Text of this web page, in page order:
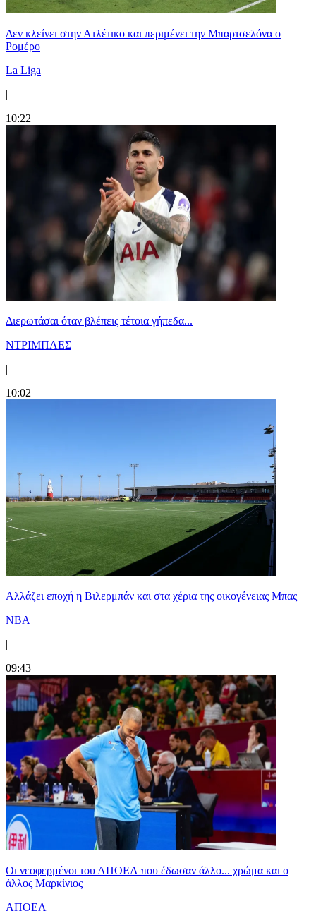
Δεν κλείνει στην Ατλέτικο και περιμένει την Μπαρτσελόνα ο
Ρομέρο
La Liga
|
10:22
Διερωτάσαι όταν βλέπεις τέτοια γήπεδα...
ΝΤΡΙΜΠΛΕΣ
|
10:02
Aλλάζει εποχή η Βιλερμπάν και στα χέρια της οικογένειας Μπας
NBA
|
09:43
Οι νεοφερμένοι του ΑΠΟΕΛ που έδωσαν άλλο... χρώμα και ο
άλλος Μαρκίνιος
ΑΠΟΕΛ